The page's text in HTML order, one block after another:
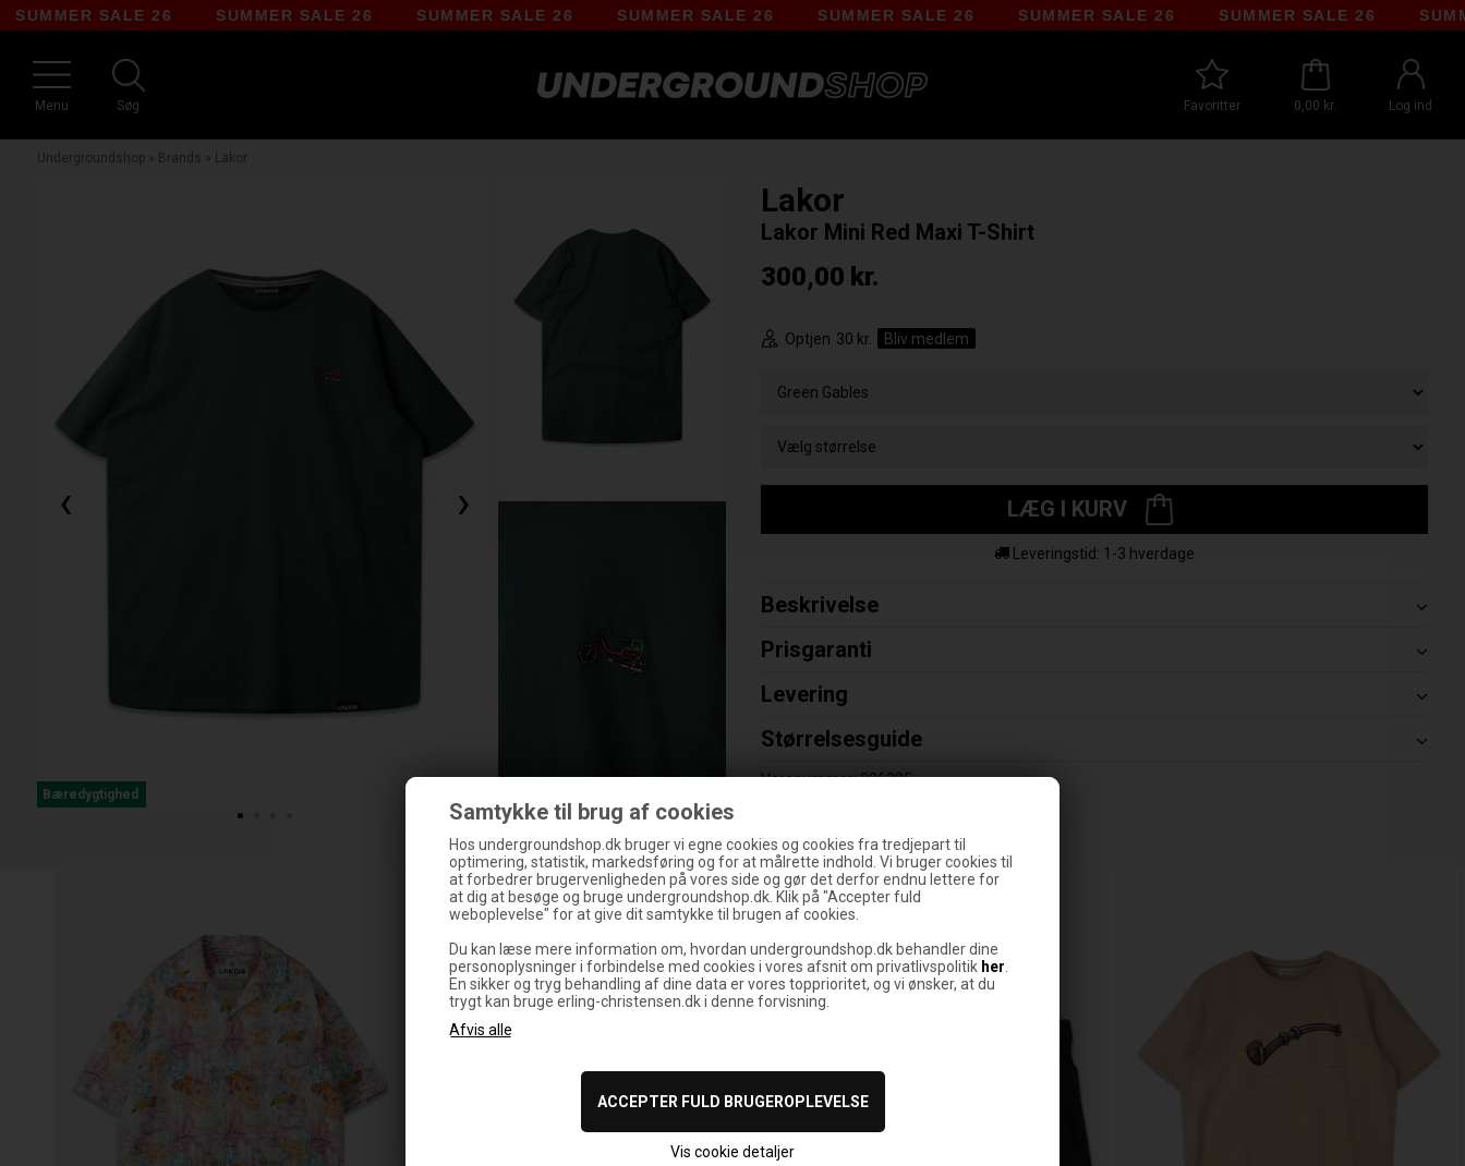
Samtykke til brug af cookies
Hos undergroundshop.dk bruger vi egne cookies og cookies fra tredjepart til
optimering, statistik, markedsføring og for at målrette indhold. Vi bruger cookies til
at forbedrer brugervenligheden på vores side og gør det derfor endnu lettere for
at dig at besøge og bruge undergroundshop.dk. Klik på "Accepter fuld
weboplevelse" for at give dit samtykke til brugen af cookies.
Du kan læse mere information om, hvordan undergroundshop.dk behandler dine
personoplysninger i forbindelse med cookies i vores afsnit om privatlivspolitik her
En sikker og tryg behandling af dine data er vores topprioritet, og vi ønsker, at du
trygt kan bruge erling-christensen.dk i denne forvisning.
Vis cookie detaljer
SALE 26 SUMMER SALE 26 SUMMER SALE 26 SUMMER SALE 26 SUMMER SALE 26 SUMMER SALE 26 SUMMER SALE 26 SUMMER
Favoritter 0,00 kr. Log ind
Menu Søg
Undergroundshop» Brands » Lakor
Bæredygtighed
‹ ›
Lakor
Lakor Mini Red Maxi T-Shirt
300,00 kr.
Optjen 30 kr. Bliv medlem
LÆG I KURV
Leveringstid: 1-3 hverdage
Beskrivelse
Prisgaranti
Levering
Størrelsesguide
Varenummer:026225